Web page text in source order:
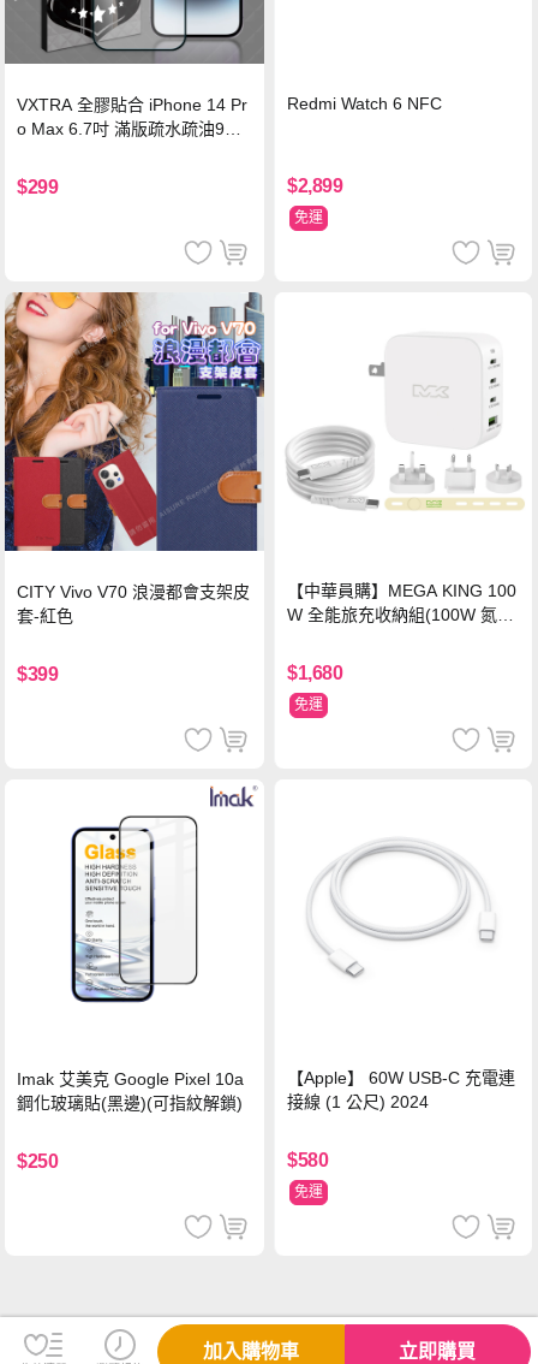
VXTRA 全膠貼合 iPhone 14 Pr
o Max 6.7吋 滿版疏水疏油9H
$299
Redmi Watch 6 NFC
$2,899
免運
CITY Vivo V70 浪漫都會支架皮
套-紅色
$399
【中華員購】MEGA KING 100
W 全能旅充收納組(100W 氮化
萬國轉接器)
$1,680
免運
Imak 艾美克 Google Pixel 10a
鋼化玻璃貼(黑邊)(可指紋解鎖)
$250
【Apple】 60W USB-C 充電連
接線 (1 公尺) 2024
$580
免運
加入購物車 立即購買